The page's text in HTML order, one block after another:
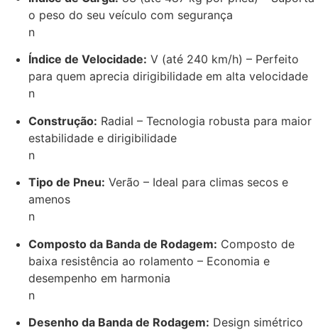
o peso do seu veículo com segurança
n
Índice de Velocidade: V (até 240 km/h) – Perfeito
para quem aprecia dirigibilidade em alta velocidade
n
Construção: Radial – Tecnologia robusta para maior
estabilidade e dirigibilidade
n
Tipo de Pneu: Verão – Ideal para climas secos e
amenos
n
Composto da Banda de Rodagem: Composto de
baixa resistência ao rolamento – Economia e
desempenho em harmonia
n
Desenho da Banda de Rodagem: Design simétrico